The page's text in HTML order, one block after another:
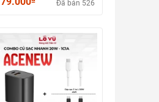
Đã bán 526